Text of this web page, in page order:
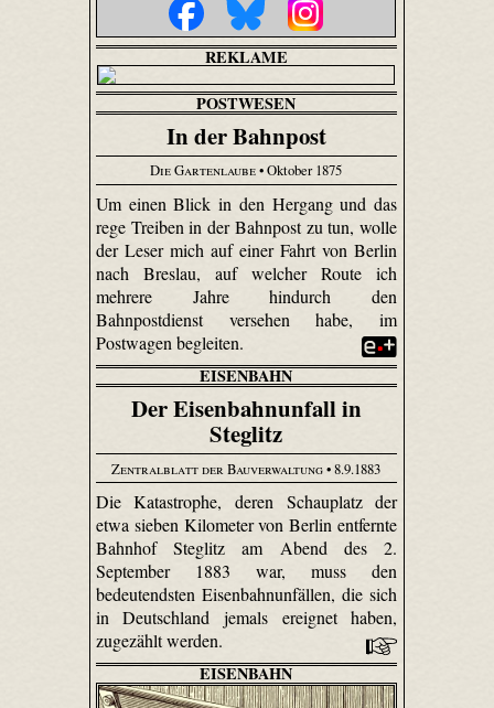
REKLAME
POSTWESEN
In der Bahnpost
Die Gartenlaube• Oktober 1875
Um einen Blick in den Hergang und das
rege Treiben in der Bahnpost zu tun, wolle
der Leser mich auf einer Fahrt von Berlin
nach Breslau, auf welcher Route ich
mehrere Jahre hindurch den
Bahnpostdienst versehen habe, im
Postwagen begleiten.
EISENBAHN
Der Eisenbahnunfall in
Steglitz
Zentralblatt der Bauverwaltung• 8.9.1883
Die Katastrophe, deren Schauplatz der
etwa sieben Kilometer von Berlin entfernte
Bahnhof Steglitz am Abend des 2.
September 1883 war, muss den
bedeutendsten Eisenbahnunfällen, die sich
in Deutschland jemals ereignet haben,
zugezählt werden.
EISENBAHN